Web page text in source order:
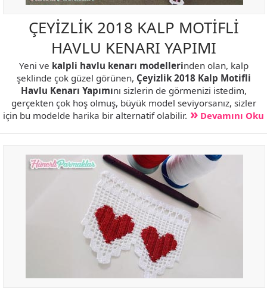
ÇEYİZLİK 2018 KALP MOTİFLİ
HAVLU KENARI YAPIMI
Yeni ve kalpli havlu kenarı modellerinden olan, kalp
şeklinde çok güzel görünen, Çeyizlik 2018 Kalp Motifli
Havlu Kenarı Yapımını sizlerin de görmenizi istedim,
gerçekten çok hoş olmuş, büyük model seviyorsanız, sizler
için bu modelde harika bir alternatif olabilir.
Devamını Oku